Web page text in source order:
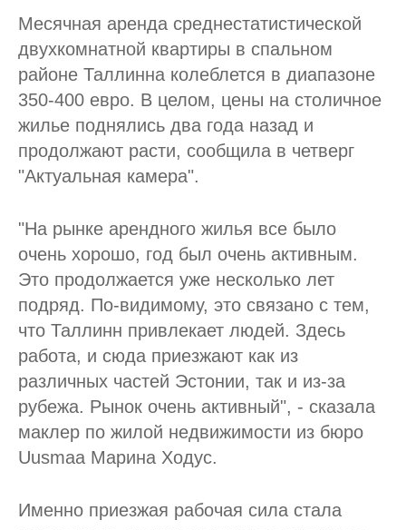
Месячная аренда среднестатистической
двухкомнатной квартиры в спальном
районе Таллинна колеблется в диапазоне
350-400 евро. В целом, цены на столичное
жилье поднялись два года назад и
продолжают расти, сообщила в четверг
"Актуальная камера".
"На рынке арендного жилья все было
очень хорошо, год был очень активным.
Это продолжается уже несколько лет
подряд. По-видимому, это связано с тем,
что Таллинн привлекает людей. Здесь
работа, и сюда приезжают как из
различных частей Эстонии, так и из-за
рубежа. Рынок очень активный", - сказала
маклер по жилой недвижимости из бюро
Uusmaa Марина Ходус.
Именно приезжая рабочая сила стала